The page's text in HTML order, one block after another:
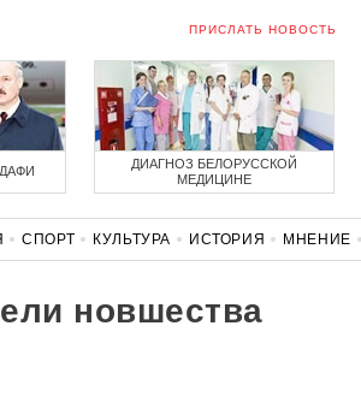
ПРИСЛАТЬ НОВОСТЬ
ДИАГНОЗ БЕЛОРУССКОЙ
МЕДИЦИНЕ
СПОРТ КУЛЬТУРА ИСТОРИЯ МНЕНИЕ
новшества